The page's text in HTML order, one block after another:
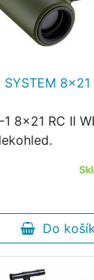
8x21
1 8x21 RC II
Do